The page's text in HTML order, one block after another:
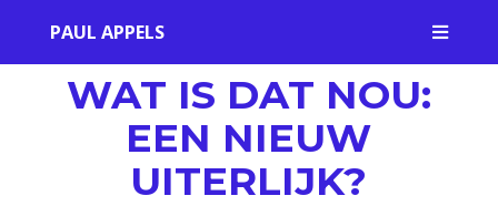
PAUL APPELS 
WAT IS DAT NOU:
EEN NIEUW
UITERLIJK?